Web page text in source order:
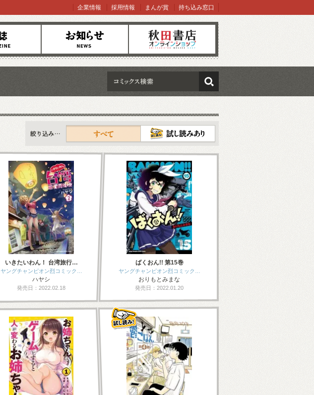
お知らせ オンラインショップ
企業情報 採用情報 まんが賞 持ち込み窓口
検索
すべて
いきたいわん！ 台湾旅行…
ヤングチャンピオン烈コミック…
ハヤシ
発売日：2022.02.18
ばくおん!! 第15巻
ヤングチャンピオン烈コミック…
おりもとみまな
発売日：2022.01.20